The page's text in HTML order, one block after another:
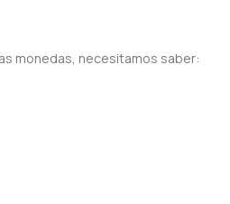
monedas, necesitamos saber: